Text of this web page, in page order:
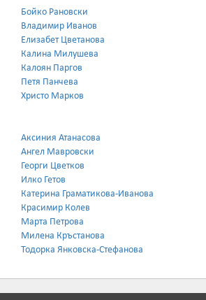
Бойко Рановски
Владимир Иванов
Елизабет Цветанова
Калина Милушева
Калоян Паргов
Петя Панчева
Христо Марков
Аксиния Атанасова
Ангел Мавровски
Георги Цветков
Илко Гетов
Катерина Граматикова-Иванова
Красимир Колев
Марта Петрова
Милена Кръстанова
Тодорка Янковска-Стефанова